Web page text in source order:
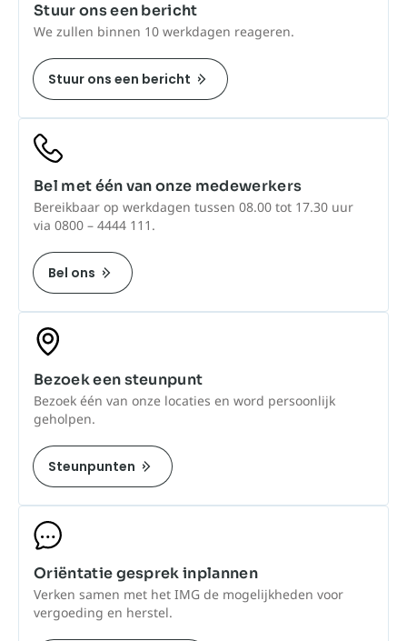
Stuur ons een bericht
We zullen binnen 10 werkdagen reageren.
Stuur ons een bericht
Bel met één van onze medewerkers
Bereikbaar op werkdagen tussen 08.00 tot 17.30 uur
via 0800 – 4444 111.
Bel ons
Bezoek een steunpunt
Bezoek één van onze locaties en word persoonlijk
geholpen.
Steunpunten
Oriëntatie gesprek inplannen
Verken samen met het IMG de mogelijkheden voor
vergoeding en herstel.